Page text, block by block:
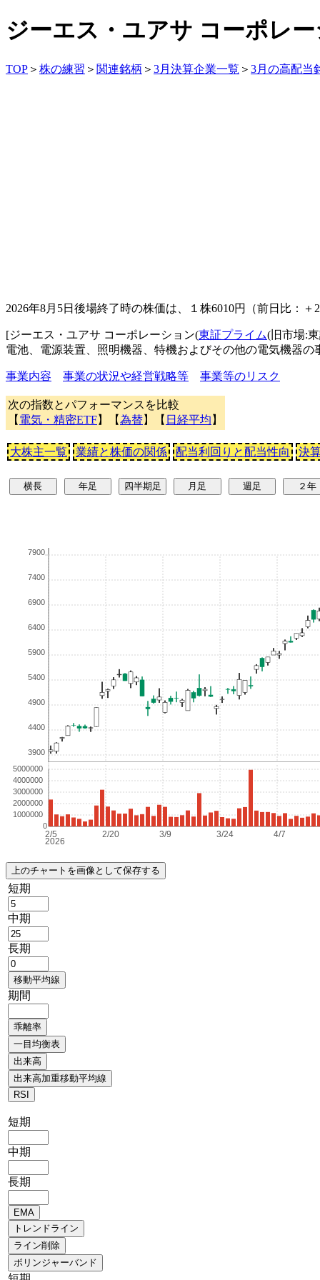
ジーエス・ユアサ コーポレ
TOP ＞ 株の練習 ＞ 関連銘柄 ＞ 3月決算企業一覧 ＞ 3月の高配当
2026年8月5日後場終了時の株価は、１株6010円（前日比：
[ジーエス・ユアサ コーポレーション(東証プライム(旧市場:
電池、電源装置、照明機器、特機およびその他の電気機器
事業内容 事業の状況や経営戦略等 事業等のリスク
次の指数とパフォーマンスを比較
【 電気・精密ETF】【為替】【 日経平均 】
大株主一覧 業績と株価の関係 配当利回りと配当性向 決
短期
中期
長期
期間
短期
中期
長期